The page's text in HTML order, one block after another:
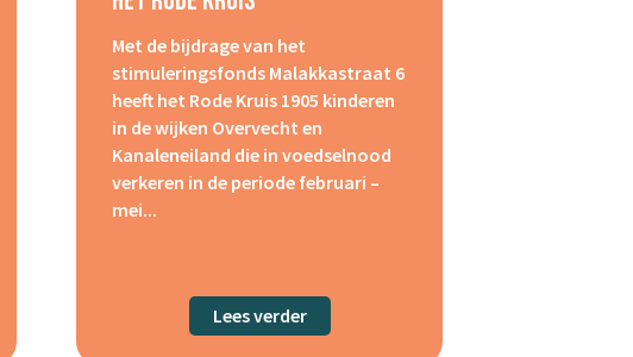
de Toevlucht
Met de bijdrage van het
stimuleringsfonds Malakkastraat 6
heeft het Rode Kruis 1905 kinderen
in de wijken Overvecht en
Kanaleneiland die in voedselnood
verkeren in de periode februari –
mei...
Lees verderabout Het Rode Kruis